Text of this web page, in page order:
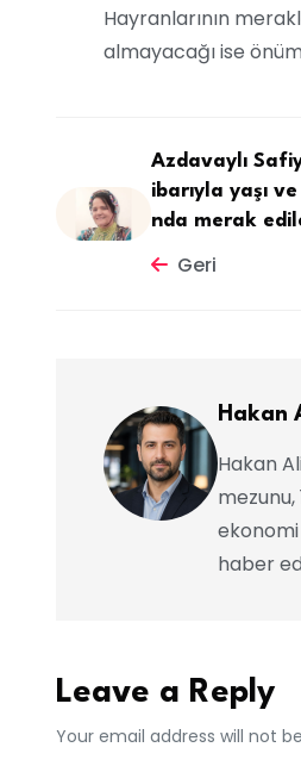
Hayranlarının
almayacağı ise
Azdavaylı
ibarıyla yaşı
nda merak
Geri
Hakan
Hakan
ekonomi
haber
Leave a Reply
Your email address will not